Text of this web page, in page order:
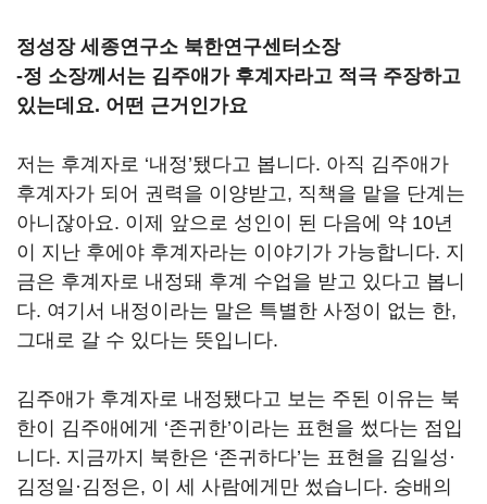
정성장 세종연구소 북한연구센터소장
-정 소장께서는 김주애가 후계자라고 적극 주장하고
있는데요. 어떤 근거인가요
저는 후계자로 ‘내정’됐다고 봅니다. 아직 김주애가
후계자가 되어 권력을 이양받고, 직책을 맡을 단계는
아니잖아요. 이제 앞으로 성인이 된 다음에 약 10년
이 지난 후에야 후계자라는 이야기가 가능합니다. 지
금은 후계자로 내정돼 후계 수업을 받고 있다고 봅니
다. 여기서 내정이라는 말은 특별한 사정이 없는 한,
그대로 갈 수 있다는 뜻입니다.
김주애가 후계자로 내정됐다고 보는 주된 이유는 북
한이 김주애에게 ‘존귀한’이라는 표현을 썼다는 점입
니다. 지금까지 북한은 ‘존귀하다’는 표현을 김일성·
김정일·김정은, 이 세 사람에게만 썼습니다. 숭배의